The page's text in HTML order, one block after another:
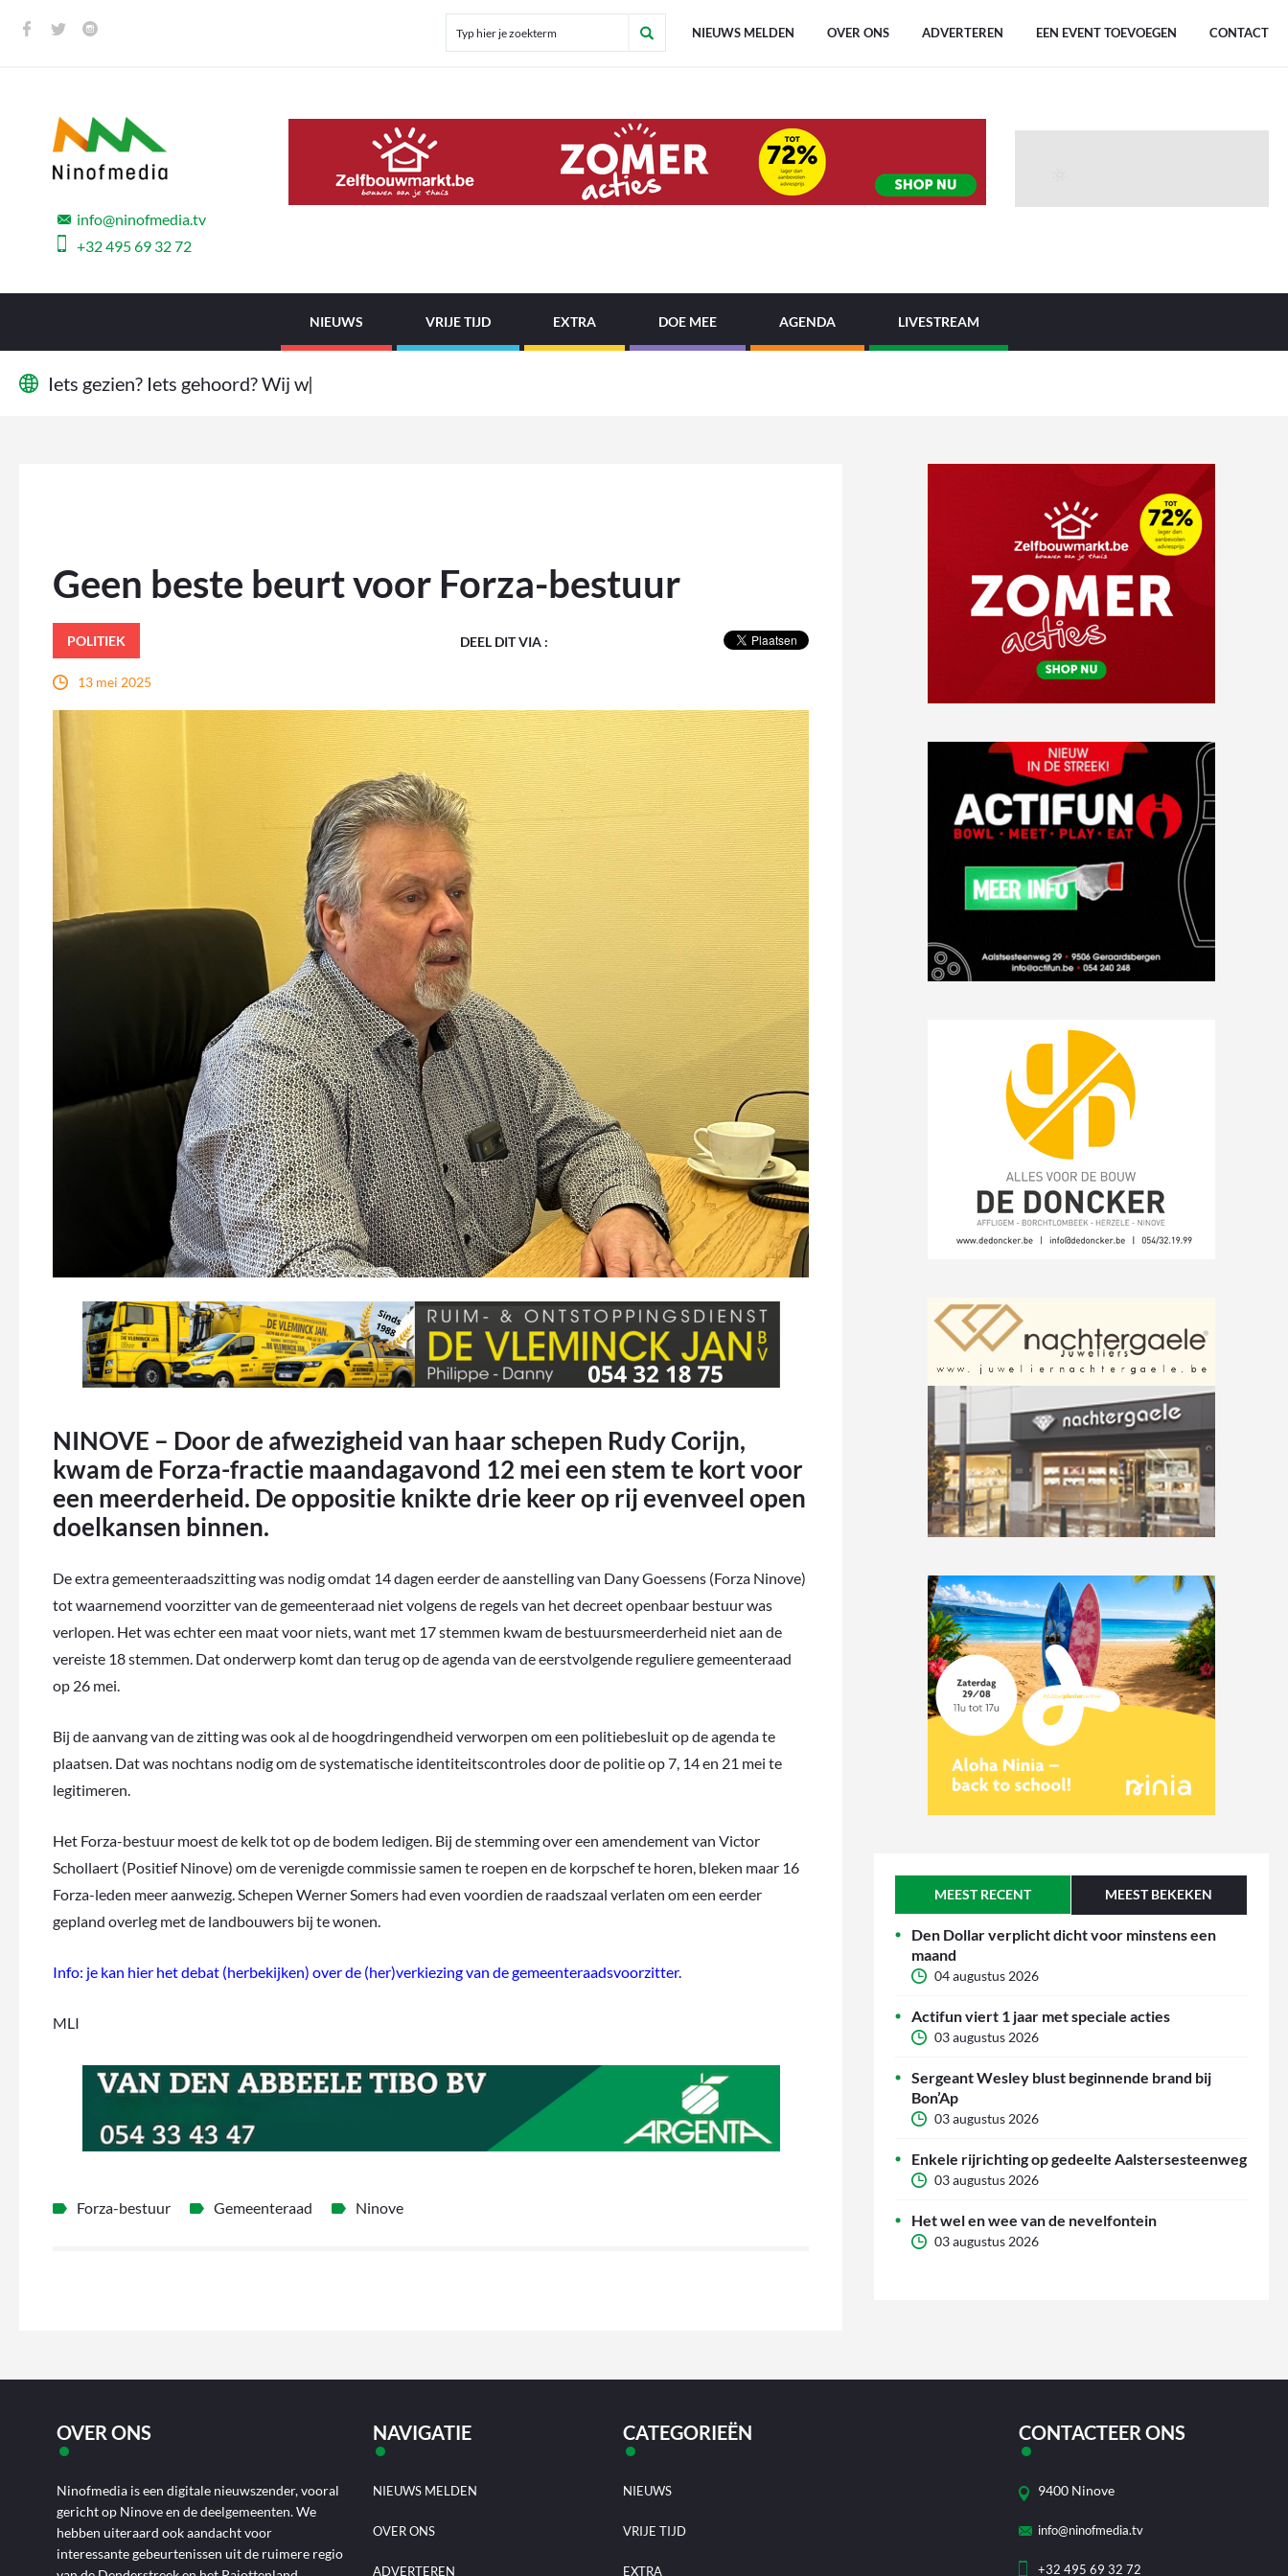
NIEUWS MELDEN OVER ONS ADVERTEREN EEN EVENT TOEVOEGEN CONTACT
info@ninofmedia.tv
+32 495 69 32 72
NIEUWS VRIJE TIJD EXTRA DOE MEE AGENDA LIVESTREAM
Iets gezien? Iets gehoord?Wij wi
Geen beste beurt voor Forza-bestuur
POLITIEK
13 mei 2025
DEEL DIT VIA :
NINOVE – Door de afwezigheid van haar schepen Rudy Corijn,
kwam de Forza-fractie maandagavond 12 mei een stem te kort voor
een meerderheid. De oppositie knikte drie keer op rij evenveel open
doelkansen binnen.
De extra gemeenteraadszitting was nodig omdat 14 dagen eerder de aanstelling van Dany Goessens (Forza Ninove)
tot waarnemend voorzitter van de gemeenteraad niet volgens de regels van het decreet openbaar bestuur was
verlopen. Het was echter een maat voor niets, want met 17 stemmen kwam de bestuursmeerderheid niet aan de
vereiste 18 stemmen. Dat onderwerp komt dan terug op de agenda van de eerstvolgende reguliere gemeenteraad
op 26 mei.
Bij de aanvang van de zitting was ook al de hoogdringendheid verworpen om een politiebesluit op de agenda te
plaatsen. Dat was nochtans nodig om de systematische identiteitscontroles door de politie op 7, 14 en 21 mei te
legitimeren.
Het Forza-bestuur moest de kelk tot op de bodem ledigen. Bij de stemming over een amendement van Victor
Schollaert (Positief Ninove) om de verenigde commissie samen te roepen en de korpschef te horen, bleken maar 16
Forza-leden meer aanwezig. Schepen Werner Somers had even voordien de raadszaal verlaten om een eerder
gepland overleg met de landbouwers bij te wonen.
Info: je kan hier het debat (herbekijken) over de (her)verkiezing van de gemeenteraadsvoorzitter.
MLI
Forza-bestuur Gemeenteraad Ninove
MEEST RECENT MEEST BEKEKEN
Den Dollar verplicht dicht voor minstens een
maand
04 augustus 2026
Actifun viert 1 jaar met speciale acties
03 augustus 2026
Sergeant Wesley blust beginnende brand bij
Bon’Ap
03 augustus 2026
Enkele rijrichting op gedeelte Aalstersesteenweg
03 augustus 2026
Het wel en wee van de nevelfontein
03 augustus 2026
OVER ONS
Ninofmedia is een digitale nieuwszender, vooral
gericht op Ninove en de deelgemeenten. We
hebben uiteraard ook aandacht voor
interessante gebeurtenissen uit de ruimere regio
NAVIGATIE
NIEUWS MELDEN
OVER ONS
ADVERTEREN
CATEGORIEËN
NIEUWS
VRIJE TIJD
EXTRA
CONTACTEER ONS
9400 Ninove
info@ninofmedia.tv
+32 495 69 32 72